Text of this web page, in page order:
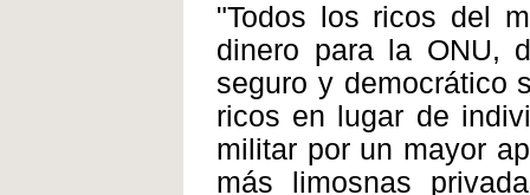
"Todos los ricos del
dinero para la ONU,
seguro y democrático
ricos en lugar de
militar por un mayor
más limosnas